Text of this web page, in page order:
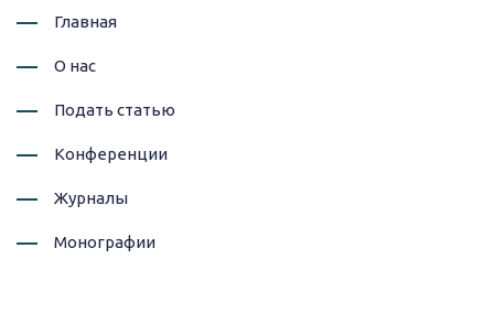
Главная
О нас
Подать статью
Конференции
Журналы
Монографии